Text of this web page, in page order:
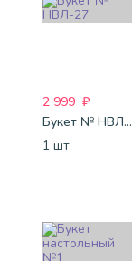
2 999 ₽
Букет № НВЛ-27
1 шт.